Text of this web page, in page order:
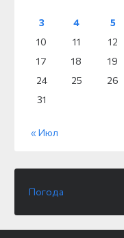
3
4 5
10
11 12
17
18 19
24
25 26
31
« Июл
Погода